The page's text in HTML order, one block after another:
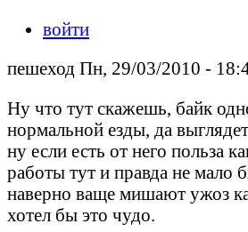
войти
пешеход Пн, 29/03/2010 -
Ну что тут скажешь, байк
нормальной езды, да
ну если есть от него польза
работы тут и правда не мало
наверно ваще мишают ужоз
хотел бы это чудо.